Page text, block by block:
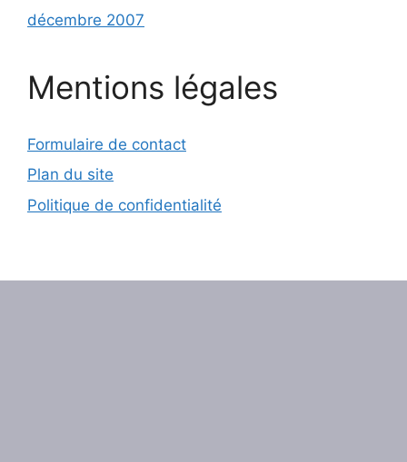
décembre 2007
Mentions légales
Formulaire de contact
Plan du site
Politique de confidentialité